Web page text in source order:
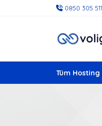
0850 305
Tüm Hosting